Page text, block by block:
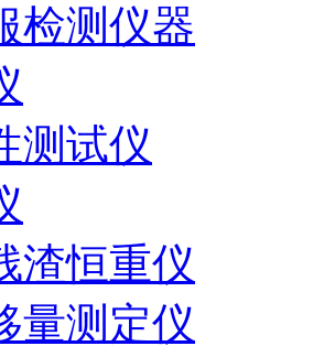
检测仪器
测试仪
渣恒重仪
量测定仪